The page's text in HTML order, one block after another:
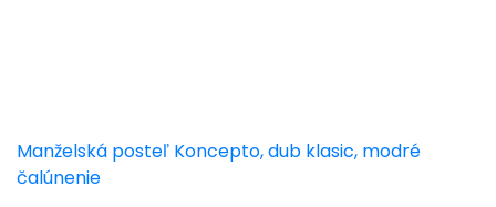
Manželská posteľ Koncepto, dub klasic, modré
čalúnenie